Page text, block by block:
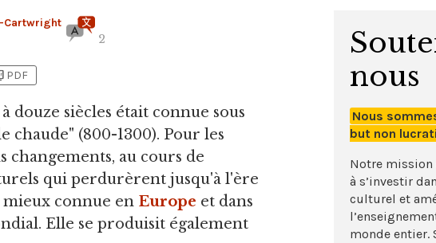
Cartwright
2
PDF
douze siècles était connue sous
(800-1300). Pour les
changements, au cours de
qui perdurèrent jusqu'à l'ère
connue en Europe et dans
Elle se produisit également
nous
Nous
but non
Notre mission
à s’investir
culturel et
monde entier.